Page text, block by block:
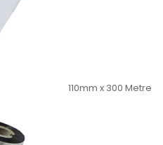
110mm x 300 Metre